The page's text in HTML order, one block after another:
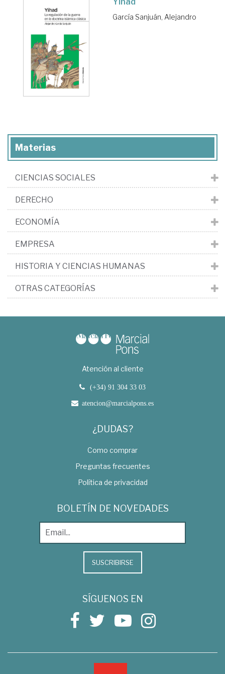
García Sanjuán, Alejandro
Materias
CIENCIAS SOCIALES
DERECHO
ECONOMÍA
EMPRESA
HISTORIA Y CIENCIAS HUMANAS
OTRAS CATEGORÍAS
Atención al cliente
(+34) 91 304 33 03
atencion@marcialpons.es
¿DUDAS?
Como comprar
Preguntas frecuentes
Política de privacidad
BOLETÍN DE NOVEDADES
SUSCRIBIRSE
SÍGUENOS EN